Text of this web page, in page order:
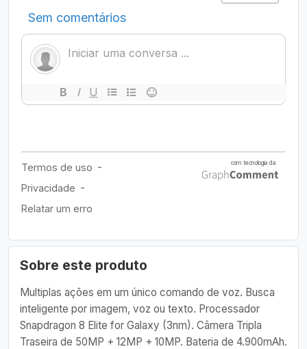
Sobre este produto
Multiplas ações em um único comando de voz. Busca
inteligente por imagem, voz ou texto. Processador
Snapdragon 8 Elite for Galaxy (3nm). Câmera Tripla
Traseira de 50MP + 12MP + 10MP. Bateria de 4.900mAh.